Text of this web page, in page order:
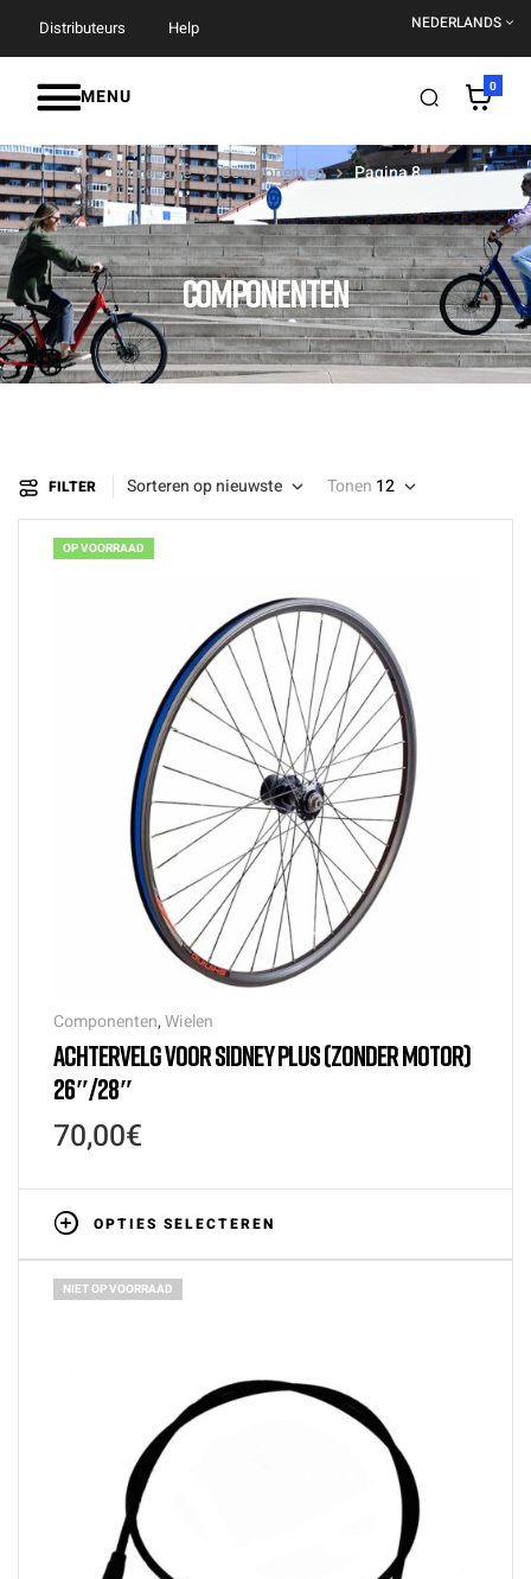
Distributeurs Help NEDERLANDS
MENU 0
COMPONENTEN
Homepage Componenten Pagina 8
FILTER Sorteren op nieuwste Tonen 12
OP VOORRAAD
Componenten,Wielen
ACHTERVELG VOOR SIDNEY PLUS (ZONDER MOTOR)
26″/28″
70,00€
OPTIES SELECTEREN
NIET OP VOORRAAD